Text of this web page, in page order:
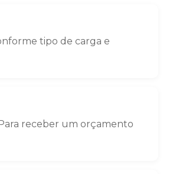
tipo de carga e
receber um orçamento